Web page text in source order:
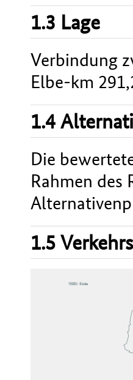
1.3 Lage
Verbindung
Elbe-km
1.4
Die
Rahmen des
1.5